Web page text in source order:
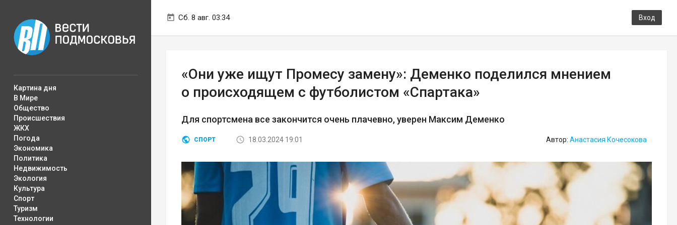
Сб. 8 авг. 03:34 Вход
Картина дня
В Мире
Общество
Происшествия
ЖКХ
Погода
Экономика
Политика
Недвижимость
Экология
Культура
Спорт
Туризм
Технологии
«Они уже ищут Промесу замену»: Деменко поделился мнением
о происходящем с футболистом «Спартака»
Для спортсмена все закончится очень плачевно, уверен Максим Деменко
СПОРТ 18.03.2024 19:01 Автор: Анастасия Кочесокова